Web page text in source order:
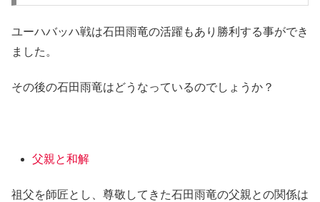
ユーハバッハ戦は石田雨竜の活躍もあり勝利する事ができ
ました。
その後の石田雨竜はどうなっているのでしょうか？
父親と和解
祖父を師匠とし、尊敬してきた石田雨竜の父親との関係は